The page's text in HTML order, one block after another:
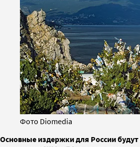
Фото Diomedia
Основные издержки для России будут